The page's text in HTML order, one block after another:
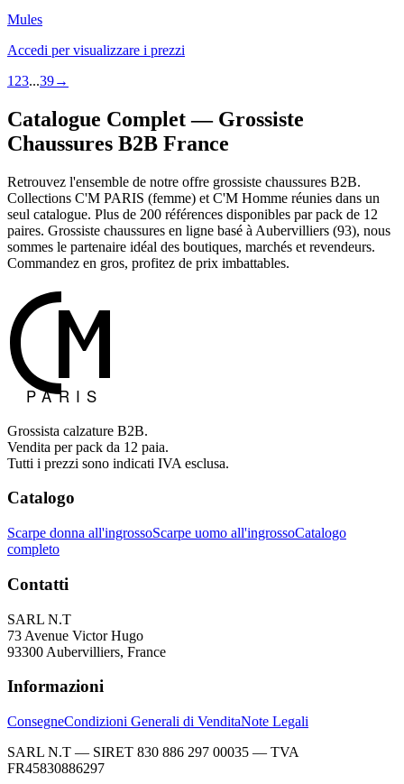
Mules
Accedi per visualizzare i prezzi
1 23...39→
Catalogue Complet — Grossiste
Chaussures B2B France
Retrouvez l'ensemble de notre offre grossiste chaussures B2B.
Collections C'M PARIS (femme) et C'M Homme réunies dans un
seul catalogue. Plus de 200 références disponibles par pack de 12
paires. Grossiste chaussures en ligne basé à Aubervilliers (93), nous
sommes le partenaire idéal des boutiques, marchés et revendeurs.
Commandez en gros, profitez de prix imbattables.
Grossista calzature B2B.
Vendita per pack da 12 paia.
Tutti i prezzi sono indicati IVA esclusa.
Catalogo
Scarpe donna all'ingrossoScarpe uomo all'ingrossoCatalogo
completo
Contatti
SARL N.T
73 Avenue Victor Hugo
93300 Aubervilliers, France
Informazioni
ConsegneCondizioni Generali di VenditaNote Legali
SARL N.T — SIRET 830 886 297 00035 — TVA
FR45830886297